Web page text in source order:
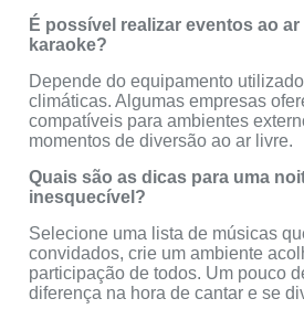
É possível realizar eventos ao
karaoke?
Depende do equipamento
climáticas. Algumas empresas
compatíveis para ambientes
momentos de diversão ao ar livre.
Quais são as dicas para uma
inesquecível?
Selecione uma lista de músicas
convidados, crie um ambiente
participação de todos. Um pouco
diferença na hora de cantar e se